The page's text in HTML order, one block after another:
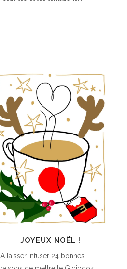
JOYEUX NOËL !
À laisser infuser 24 bonnes